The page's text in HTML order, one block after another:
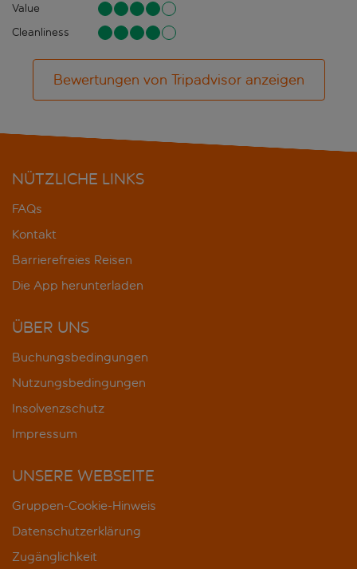
Value
Cleanliness
Bewertungen von Tripadvisor anzeigen
NÜTZLICHE LINKS
FAQs
Kontakt
Barrierefreies Reisen
Die App herunterladen
ÜBER UNS
Buchungsbedingungen
Nutzungsbedingungen
Insolvenzschutz
Impressum
UNSERE WEBSEITE
Gruppen-Cookie-Hinweis
Datenschutzerklärung
Zugänglichkeit